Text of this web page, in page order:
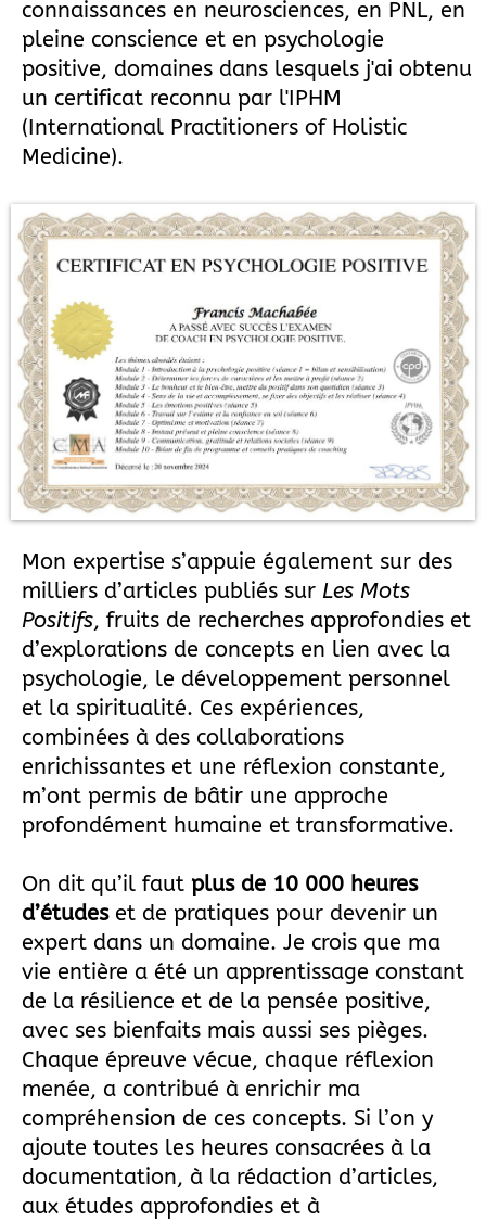
connaissances en neurosciences, en PNL, en
pleine conscience et en psychologie
positive, domaines dans lesquels j'ai obtenu
un certificat reconnu par l'IPHM
(International Practitioners of Holistic
Medicine).
Mon expertise s’appuie également sur des
milliers d’articles publiés sur Les Mots
Positifs, fruits de recherches approfondies et
d’explorations de concepts en lien avec la
psychologie, le développement personnel
et la spiritualité. Ces expériences,
combinées à des collaborations
enrichissantes et une réflexion constante,
m’ont permis de bâtir une approche
profondément humaine et transformative.
On dit qu’il faut plus de 10 000 heures
d’étudeset de pratiques pour devenir un
expert dans un domaine. Je crois que ma
vie entière a été un apprentissage constant
de la résilience et de la pensée positive,
avec ses bienfaits mais aussi ses pièges.
Chaque épreuve vécue, chaque réflexion
menée, a contribué à enrichir ma
compréhension de ces concepts. Si l’on y
ajoute toutes les heures consacrées à la
documentation, à la rédaction d’articles,
aux études approfondies et à